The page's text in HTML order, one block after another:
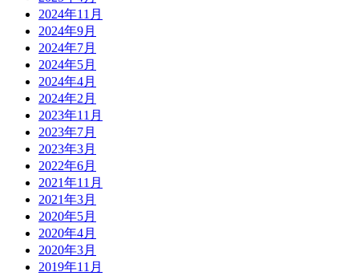
2024年11月
2024年9月
2024年7月
2024年5月
2024年4月
2024年2月
2023年11月
2023年7月
2023年3月
2022年6月
2021年11月
2021年3月
2020年5月
2020年4月
2020年3月
2019年11月